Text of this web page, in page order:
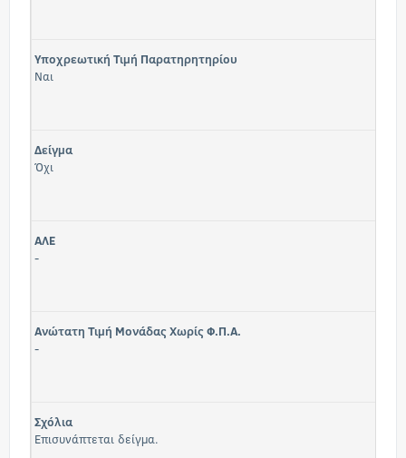
Υποχρεωτική Τιμή Παρατηρητηρίου
Ναι
Δείγμα
Όχι
ΑΛΕ
-
Ανώτατη Τιμή Μονάδας Χωρίς Φ.Π.Α.
-
Σχόλια
Επισυνάπτεται δείγμα.